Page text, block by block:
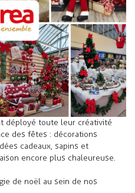
déployé toute leur créativité
des fêtes : décorations
cadeaux, sapins et
encore plus chaleureuse.
de noël au sein de nos